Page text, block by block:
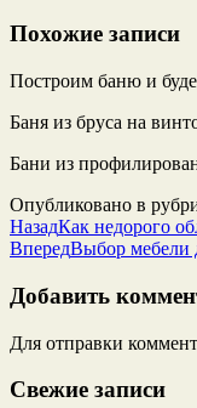
Похожие записи
Построим баню и
Баня из бруса на
Бани из
Опубликовано в
НазадКак недорого
ВпередВыбор мебели
Добавить
Для отправки
Свежие записи